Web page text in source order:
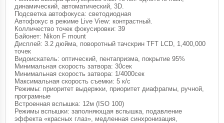
динамический, автоматический, 3D.
Подсветка автофокуса: светодиодная
Автофокус в режиме Live View: контрастный.
Колличество точек фокусировки: 39
Байонет: Nikon F mount
Дисплей: 3.2 дюйма, поворотный тачскрин TFT LCD, 1,400,000
точек
Видоискатель: оптический, пентапризма, покрытие 95%
Минимальная скорость затвора: 30сек
Минимальная скорость затвора: 1/4000сек
Максимальная скорость съемки: 5 к/с
Режимы: приоритет выдержки, приоритет диафрагмы, ручной,
програмные
Встроенная вспышка: 12м (ISO 100)
Режимы вспышки: заполняющая вспышка, подавление
эффекта «красных глаз», медленная синхронизация,